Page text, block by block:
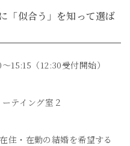
「似合う」を知って選ば
15:15（12:30受付開始）
テイング室２
住・在勤の結婚を希望する